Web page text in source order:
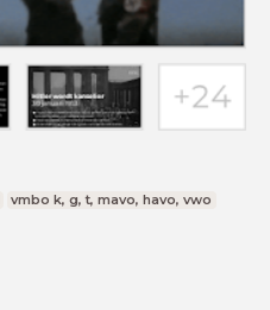
vmbo k, g, t, mavo, havo, vwo